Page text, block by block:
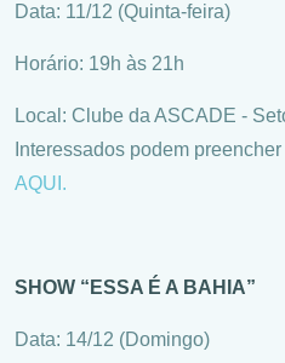
Data: 11/12 (Quinta-feira)
Horário: 19h às 21h
Local: Clube da ASCADE -
Interessados podem
AQUI.
SHOW “ESSA É A BAHIA”
Data: 14/12 (Domingo)